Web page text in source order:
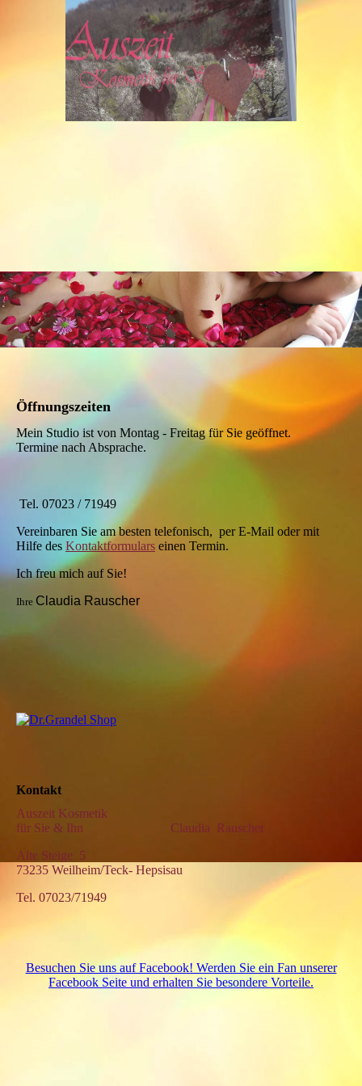
Öffnungszeiten
Mein Studio ist von Montag - Freitag für Sie geöffnet.
Termine nach Absprache.
Tel. 07023 / 71949
Vereinbaren Sie am besten telefonisch, per E-Mail oder mit
Hilfe des Kontaktformulars einen Termin.
Ich freu mich auf Sie!
Ihre Claudia Rauscher
Kontakt
Auszeit Kosmetik
für Sie & Ihn Claudia Rauscher
Alte Steige 5
73235 Weilheim/Teck- Hepsisau
Tel. 07023/71949
Besuchen Sie uns auf Facebook! Werden Sie ein Fan unserer
Facebook Seite und erhalten Sie besondere Vorteile.